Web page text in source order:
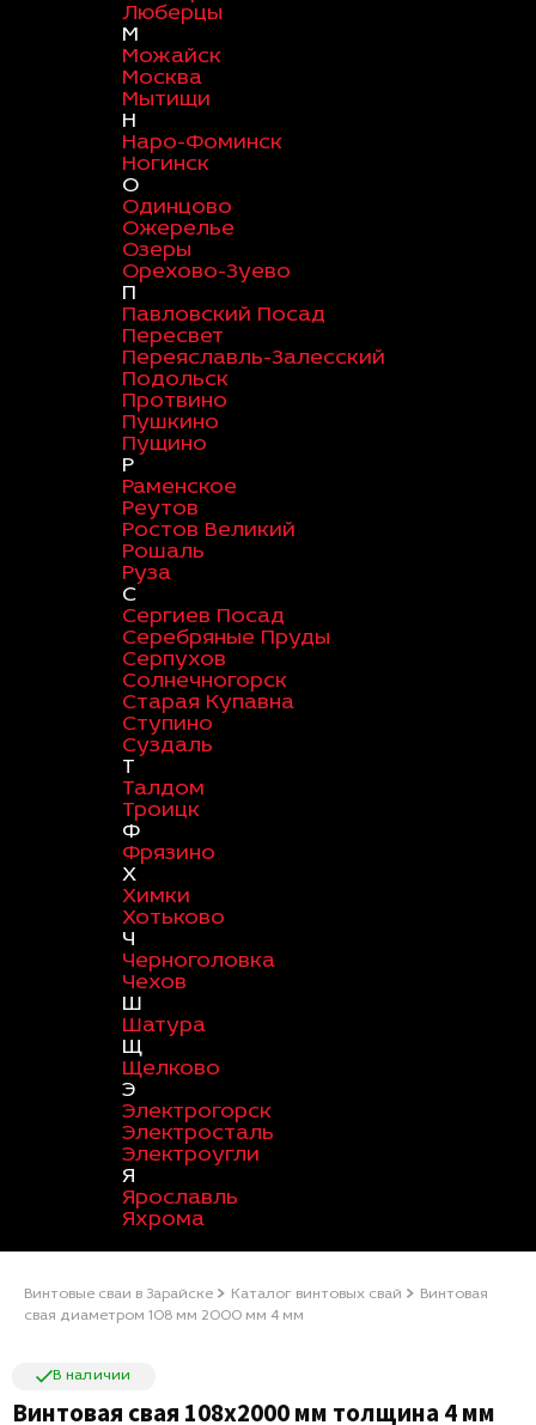
Люберцы
М
Можайск
Москва
Мытищи
Н
Наро-Фоминск
Ногинск
О
Одинцово
Ожерелье
Озеры
Орехово-Зуево
П
Павловский Посад
Пересвет
Переяславль-Залесский
Подольск
Протвино
Пушкино
Пущино
Р
Раменское
Реутов
Ростов Великий
Рошаль
Руза
С
Сергиев Посад
Серебряные Пруды
Серпухов
Солнечногорск
Старая Купавна
Ступино
Суздаль
Т
Талдом
Троицк
Ф
Фрязино
Х
Химки
Хотьково
Ч
Черноголовка
Чехов
Ш
Шатура
Щ
Щелково
Э
Электрогорск
Электросталь
Электроугли
Я
Ярославль
Яхрома
Винтовые сваи в Зарайске Каталог винтовых свай
Винтовая
свая диаметром 108 мм 2000 мм 4 мм
В наличии
Винтовая свая 108х2000 мм толщина 4 мм